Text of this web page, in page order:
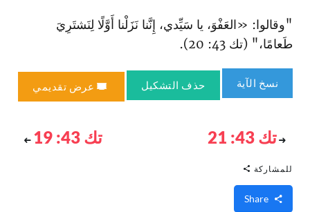
"وقالوا: «العَفْوَ، يا سَيِّدي، إِنَّنا نَزَلْنا أَوَّلًا لِنَشتَرِيَ
طَعامًا،" (تك 43: 20).
نسخ الآية حذف التشكيل عرض تقديمي
تك 43: 21 تك 43: 19
للمشاركة